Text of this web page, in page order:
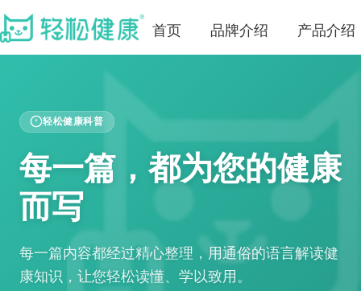
首页 品牌介绍 产品介绍
轻松健康科普
每一篇，都为您的健康
而写
每一篇内容都经过精心整理，用通俗的语言解读健
康知识，让您轻松读懂、学以致用。